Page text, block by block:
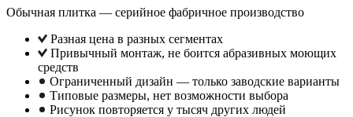
Обычная плитка — серийное фабричное производство
Разная цена в разных сегментах
Привычный монтаж, не боится абразивных моющих
средств
Ограниченный дизайн — только заводские варианты
Типовые размеры, нет возможности выбора
Рисунок повторяется у тысяч других людей